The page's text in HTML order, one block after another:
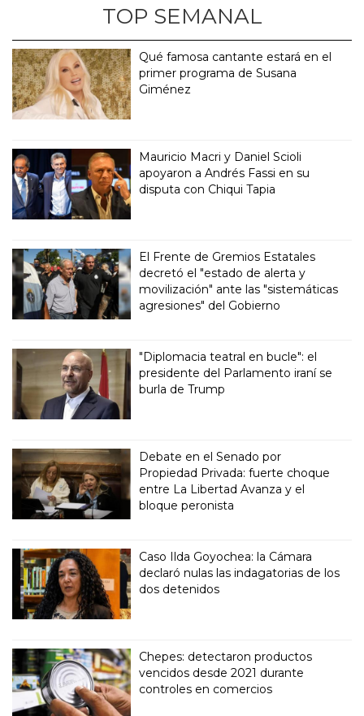
TOP SEMANAL
Qué famosa cantante estará en el
primer programa de Susana
Giménez
Mauricio Macri y Daniel Scioli
apoyaron a Andrés Fassi en su
disputa con Chiqui Tapia
El Frente de Gremios Estatales
decretó el "estado de alerta y
movilización" ante las "sistemáticas
agresiones" del Gobierno
"Diplomacia teatral en bucle": el
presidente del Parlamento iraní se
burla de Trump
Debate en el Senado por
Propiedad Privada: fuerte choque
entre La Libertad Avanza y el
bloque peronista
Caso Ilda Goyochea: la Cámara
declaró nulas las indagatorias de los
dos detenidos
Chepes: detectaron productos
vencidos desde 2021 durante
controles en comercios